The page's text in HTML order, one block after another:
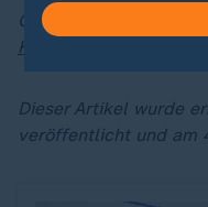
Corinna Wirth ist
Kanne
Dieser Artikel wurde
veröffentlicht und am